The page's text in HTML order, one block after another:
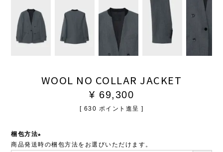
WOOL NO COLLAR JACKET
¥ 69,300
[ 630 ポイント進呈 ]
梱包方法
(必
商品発送時の梱包方法をお選びいただけます。